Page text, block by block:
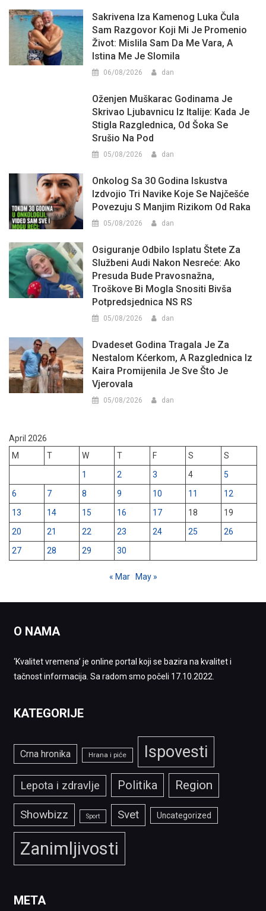
Sakrivena Iza Kamenog Luka Čula
Sam Razgovor Koji Mi Je Promenio
Život: Mislila Sam Da Me Vara, A
Istina Me Je Slomila
06/08/2026 dan
Oženjen Muškarac Godinama Je
Skrivao Ljubavnicu Iz Italije: Kada Je
Stigla Razglednica, Od Šoka Se
Srušio Na Pod
05/08/2026 dan
Onkolog Sa 30 Godina Iskustva
Izdvojio Tri Navike Koje Se Najčešće
Povezuju S Manjim Rizikom Od Raka
05/08/2026 dan
Osiguranje Odbilo Isplatu Štete Za
Službeni Audi Nakon Nesreće: Ako
Presuda Bude Pravosnažna,
Troškove Bi Mogla Snositi Bivša
Potpredsjednica NS RS
05/08/2026 dan
Dvadeset Godina Tragala Je Za
Nestalom Kćerkom, A Razglednica Iz
Kaira Promijenila Je Sve Što Je
Vjerovala
05/08/2026 dan
April 2026
M
T W T F S
S
1
2 3 4
5
6
7 8 9 10 11
12
13
14 15 16 17 18
19
20
21 22 23 24 25
26
27
28 29 30
« Mar May »
O NAMA
‘Kvalitet vremena’ je online portal koji se bazira na kvalitet i
tačnost informacija. Sa radom smo počeli 17.10.2022.
KATEGORIJE
Crna hronika Hrana i piće Ispovesti
Lepota i zdravlje Politika Region
Showbizz Sport Svet Uncategorized
Zanimljivosti
META